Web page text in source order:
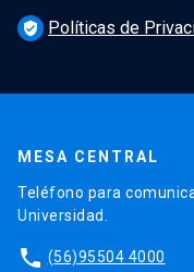
verified_user Políticas de
MESA CENTRAL
Teléfono para
Universidad.
phone (56)95504 4000